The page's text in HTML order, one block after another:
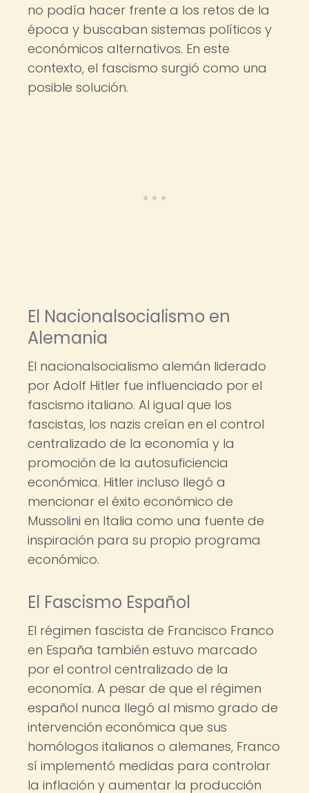
no podía hacer frente a los retos de la
época y buscaban sistemas políticos y
económicos alternativos. En este
contexto, el fascismo surgió como una
posible solución.
El Nacionalsocialismo en
Alemania
El nacionalsocialismo alemán liderado
por Adolf Hitler fue influenciado por el
fascismo italiano. Al igual que los
fascistas, los nazis creían en el control
centralizado de la economía y la
promoción de la autosuficiencia
económica. Hitler incluso llegó a
mencionar el éxito económico de
Mussolini en Italia como una fuente de
inspiración para su propio programa
económico.
El Fascismo Español
El régimen fascista de Francisco Franco
en España también estuvo marcado
por el control centralizado de la
economía. A pesar de que el régimen
español nunca llegó al mismo grado de
intervención económica que sus
homólogos italianos o alemanes, Franco
sí implementó medidas para controlar
la inflación y aumentar la producción